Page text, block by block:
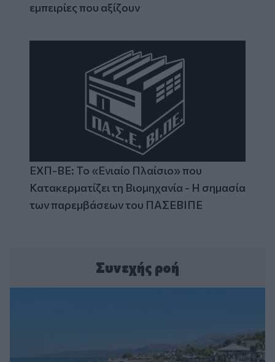
εμπειρίες που αξίζουν
ΕΧΠ-ΒΕ: Το «Ενιαίο Πλαίσιο» που
Κατακερματίζει τη Βιομηχανία - Η σημασία
των παρεμβάσεων του ΠΑΣΕΒΙΠΕ
Συνεχής ροή